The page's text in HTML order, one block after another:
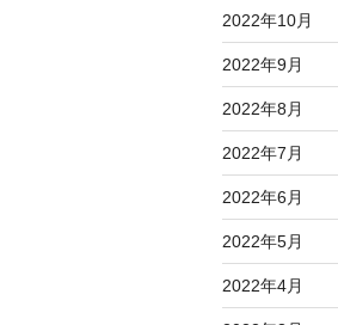
2022年10月
2022年9月
2022年8月
2022年7月
2022年6月
2022年5月
2022年4月